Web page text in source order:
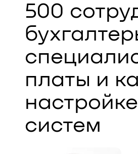
500
платы и
систем